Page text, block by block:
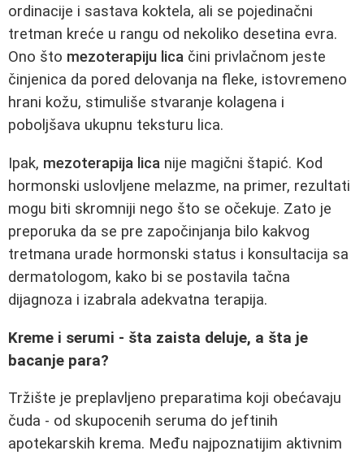
ordinacije i sastava koktela, ali se pojedinačni
tretman kreće u rangu od nekoliko desetina evra.
Ono što mezoterapiju lica čini privlačnom jeste
činjenica da pored delovanja na fleke, istovremeno
hrani kožu, stimuliše stvaranje kolagena i
poboljšava ukupnu teksturu lica.
Ipak, mezoterapija lica nije magični štapić. Kod
hormonski uslovljene melazme, na primer, rezultati
mogu biti skromniji nego što se očekuje. Zato je
preporuka da se pre započinjanja bilo kakvog
tretmana urade hormonski status i konsultacija sa
dermatologom, kako bi se postavila tačna
dijagnoza i izabrala adekvatna terapija.
Kreme i serumi - šta zaista deluje, a šta je
bacanje para?
Tržište je preplavljeno preparatima koji obećavaju
čuda - od skupocenih seruma do jeftinih
apotekarskih krema. Među najpoznatijim aktivnim